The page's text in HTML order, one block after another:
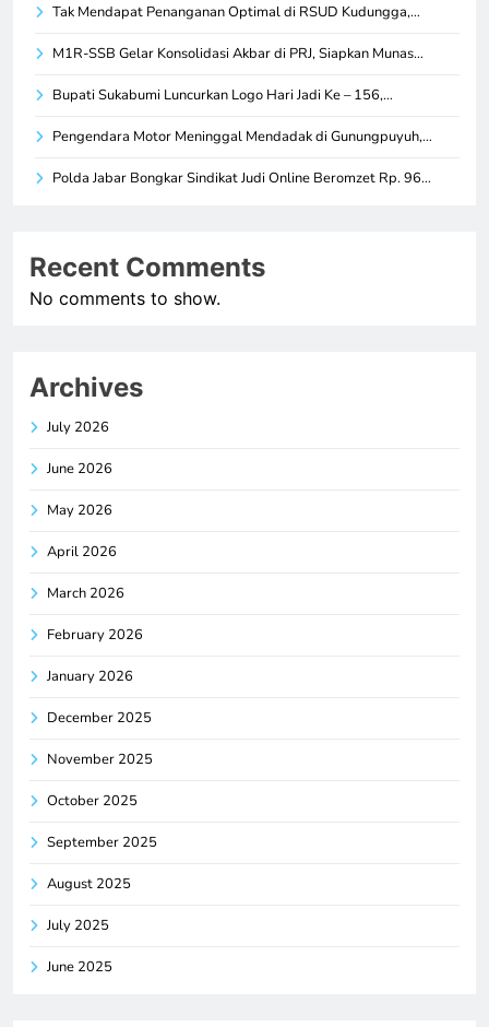
Tak Mendapat Penanganan Optimal di RSUD Kudungga,…
M1R-SSB Gelar Konsolidasi Akbar di PRJ, Siapkan Munas…
Bupati Sukabumi Luncurkan Logo Hari Jadi Ke – 156,…
Pengendara Motor Meninggal Mendadak di Gunungpuyuh,…
Polda Jabar Bongkar Sindikat Judi Online Beromzet Rp. 96…
Recent Comments
No comments to show.
Archives
July 2026
June 2026
May 2026
April 2026
March 2026
February 2026
January 2026
December 2025
November 2025
October 2025
September 2025
August 2025
July 2025
June 2025